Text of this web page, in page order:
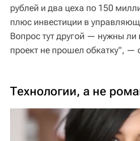
рублей и два цеха по 150
плюс инвестиции в
Вопрос тут другой — нужны ли
проект не прошел обкатку", —
Технологии, а не